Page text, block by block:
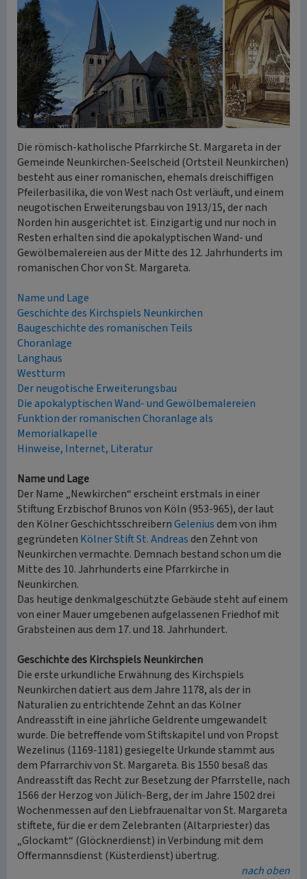
Die römisch-katholische Pfarrkirche St. Margareta in der
Gemeinde Neunkirchen-Seelscheid (Ortsteil Neunkirchen)
besteht aus einer romanischen, ehemals dreischiffigen
Pfeilerbasilika, die von West nach Ost verläuft, und einem
neugotischen Erweiterungsbau von 1913/15, der nach
Norden hin ausgerichtet ist. Einzigartig und nur noch in
Resten erhalten sind die apokalyptischen Wand- und
Gewölbemalereien aus der Mitte des 12. Jahrhunderts im
romanischen Chor von St. Margareta.
Name und Lage
Geschichte des Kirchspiels Neunkirchen
Baugeschichte des romanischen Teils
Choranlage
Langhaus
Westturm
Der neugotische Erweiterungsbau
Die apokalyptischen Wand- und Gewölbemalereien
Funktion der romanischen Choranlage als
Memorialkapelle
Hinweise, Internet, Literatur
Name und Lage
Der Name „Newkirchen“ erscheint erstmals in einer
Stiftung Erzbischof Brunos von Köln (953-965), der laut
den Kölner GeschichtsschreibernGelenius dem von ihm
gegründeten Kölner Stift St. Andreas den Zehnt von
Neunkirchen vermachte. Demnach bestand schon um die
Mitte des 10. Jahrhunderts eine Pfarrkirche in
Neunkirchen.
Das heutige denkmalgeschützte Gebäude steht auf einem
von einer Mauer umgebenen aufgelassenen Friedhof mit
Grabsteinen aus dem 17. und 18. Jahrhundert.
Geschichte des Kirchspiels Neunkirchen
Die erste urkundliche Erwähnung des Kirchspiels
Neunkirchen datiert aus dem Jahre 1178, als der in
Naturalien zu entrichtende Zehnt an das Kölner
Andreasstift in eine jährliche Geldrente umgewandelt
wurde. Die betreffende vom Stiftskapitel und von Propst
Wezelinus (1169-1181) gesiegelte Urkunde stammt aus
dem Pfarrarchiv von St. Margareta. Bis 1550 besaß das
Andreasstift das Recht zur Besetzung der Pfarrstelle, nach
1566 der Herzog von Jülich-Berg, der im Jahre 1502 drei
Wochenmessen auf den Liebfrauenaltar von St. Margareta
stiftete, für die er dem Zelebranten (Altarpriester) das
„Glockamt“ (Glöcknerdienst) in Verbindung mit dem
Offermannsdienst (Küsterdienst) übertrug.
nach oben